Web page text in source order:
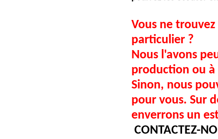
Vous ne
particulier ?
Nous l'avons
production ou à
Sinon, nous
pour vous. Sur
enverrons un
CONTACTEZ-